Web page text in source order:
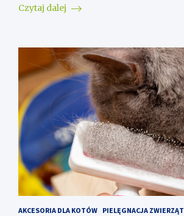
Czytaj dalej
AKCESORIA DLA KOTÓW
PIELĘGNACJA ZWIERZĄT